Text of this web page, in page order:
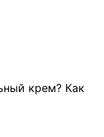
крем? Как